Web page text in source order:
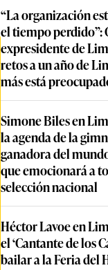
“La organización
el tiempo perdido”:
expresidente de
retos a un año de
más está
Simone Biles en
la agenda de la
ganadora del
que emocionará a
selección nacional
Héctor Lavoe en
el ‘Cantante de los
bailar a la Feria del